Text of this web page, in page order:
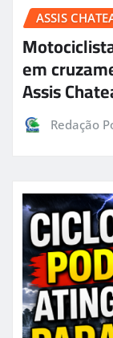
ASSIS
em
Assis
Redação